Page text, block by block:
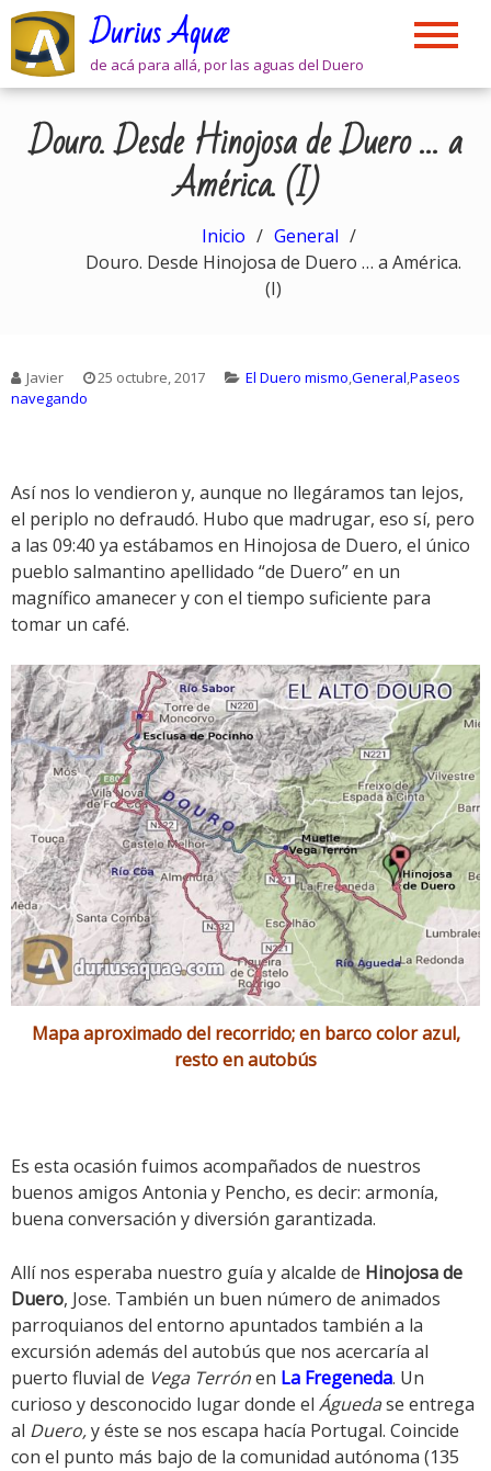
Skip
content
Durius Aquæ
de acá para allá, por las aguas del Duero
Douro. Desde Hinojosa de Duero … a
América. (I)
Inicio
General
Douro. Desde Hinojosa de Duero … a América.
(I)
Javier 25 octubre, 2017 El Duero mismo,General,Paseos
navegando
Así nos lo vendieron y, aunque no llegáramos tan lejos,
el periplo no defraudó. Hubo que madrugar, eso sí, pero
a las 09:40 ya estábamos en Hinojosa de Duero, el único
pueblo salmantino apellidado “de Duero” en un
magnífico amanecer y con el tiempo suficiente para
tomar un café.
Mapa aproximado del recorrido; en barco color azul,
resto en autobús
Es esta ocasión fuimos acompañados de nuestros
buenos amigos Antonia y Pencho, es decir: armonía,
buena conversación y diversión garantizada.
Allí nos esperaba nuestro guía y alcalde de Hinojosa de
Duero, Jose. También un buen número de animados
parroquianos del entorno apuntados también a la
excursión además del autobús que nos acercaría al
puerto fluvial de Vega Terrónen La Fregeneda. Un
curioso y desconocido lugar donde el Águedase entrega
al Duero,y éste se nos escapa hacía Portugal. Coincide
con el punto más bajo de la comunidad autónoma (135